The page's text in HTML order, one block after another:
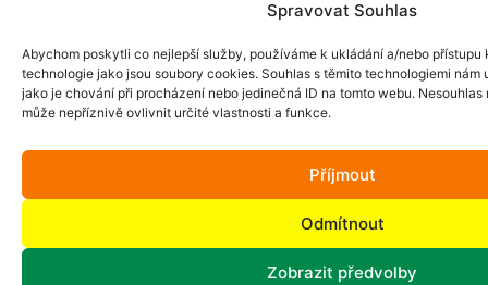
Spravovat Souhlas
Abychom poskytli co nejlepší služby, používáme k ukládání a/nebo přístupu
technologie jako jsou soubory cookies. Souhlas s těmito technologiemi
jako je chování při procházení nebo jedinečná ID na tomto webu. Nesouhlas
může nepříznivě ovlivnit určité vlastnosti a funkce.
Příjmout
Odmítnout
Zobrazit předvolby